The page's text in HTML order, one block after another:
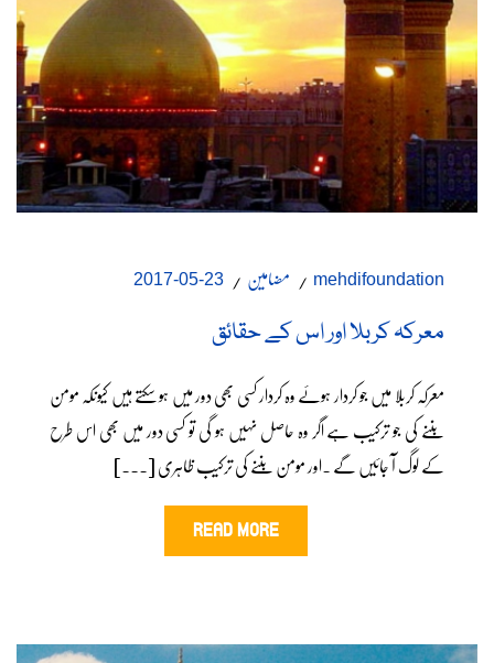
mehdifoundation مضامین 23-05-2017
معرکہ کربلا اور اس کے حقائق
معرکہ کربلا میں جو کردار ہوئے وہ کردار کسی بھی دور میں ہو سکتے ہیں کیونکہ مومن
بننے کی جو ترکیب ہے اگر وہ حاصل نہیں ہو گی تو کسی دور میں بھی اس طرح
کے لوگ آ جائیں گے ۔اور مومن بننے کی ترکیب ظاہری [...]
READ MORE